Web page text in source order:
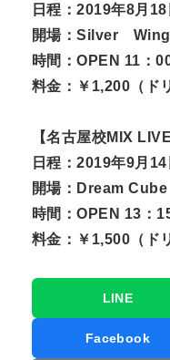
日程：2019年8月18
開場：Silver
時間：OPEN 11：
料金：￥1,200（ド
【名古屋校MIX
日程：2019年9月14
開場：Dream Cube
時間：OPEN 13：
料金：￥1,500（ド
LINE
Facebook